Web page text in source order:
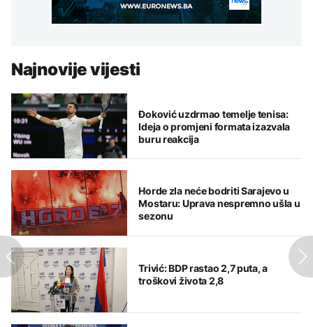
Najnovije vijesti
Đoković uzdrmao temelje tenisa:
Ideja o promjeni formata izazvala
buru reakcija
Horde zla neće bodriti Sarajevo u
Mostaru: Uprava nespremno ušla u
sezonu
Trivić: BDP rastao 2,7 puta, a
troškovi života 2,8